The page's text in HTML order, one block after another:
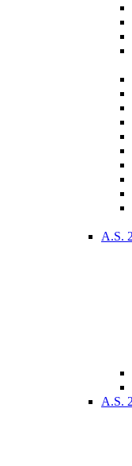
A.S.
A.S.